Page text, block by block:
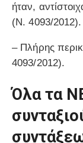
ήταν,
(Ν. 4093/2012).
– Πλήρης
4093/2012).
Όλα τα